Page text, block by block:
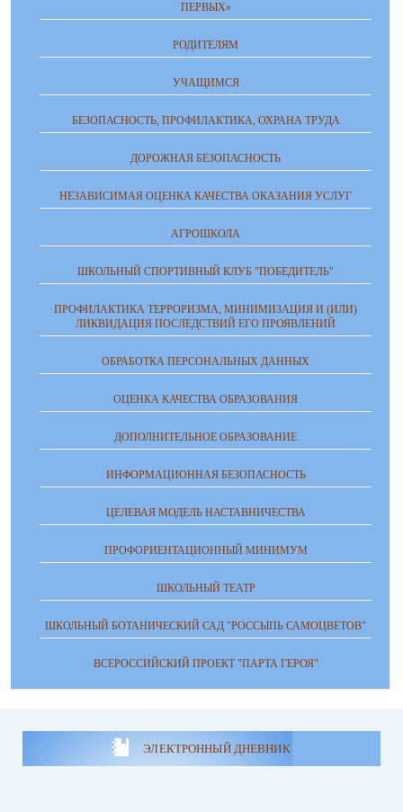
ПЕРВЫХ»
РОДИТЕЛЯМ
УЧАЩИМСЯ
БЕЗОПАСНОСТЬ, ПРОФИЛАКТИКА, ОХРАНА ТРУДА
ДОРОЖНАЯ БЕЗОПАСНОСТЬ
НЕЗАВИСИМАЯ ОЦЕНКА КАЧЕСТВА ОКАЗАНИЯ УСЛУГ
АГРОШКОЛА
ШКОЛЬНЫЙ СПОРТИВНЫЙ КЛУБ "ПОБЕДИТЕЛЬ"
ПРОФИЛАКТИКА ТЕРРОРИЗМА, МИНИМИЗАЦИЯ И (ИЛИ)
ЛИКВИДАЦИЯ ПОСЛЕДСТВИЙ ЕГО ПРОЯВЛЕНИЙ
ОБРАБОТКА ПЕРСОНАЛЬНЫХ ДАННЫХ
ОЦЕНКА КАЧЕСТВА ОБРАЗОВАНИЯ
ДОПОЛНИТЕЛЬНОЕ ОБРАЗОВАНИЕ
ИНФОРМАЦИОННАЯ БЕЗОПАСНОСТЬ
ЦЕЛЕВАЯ МОДЕЛЬ НАСТАВНИЧЕСТВА
ПРОФОРИЕНТАЦИОННЫЙ МИНИМУМ
ШКОЛЬНЫЙ ТЕАТР
ШКОЛЬНЫЙ БОТАНИЧЕСКИЙ САД "РОССЫПЬ САМОЦВЕТОВ"
ВСЕРОССИЙСКИЙ ПРОЕКТ "ПАРТА ГЕРОЯ"
ЭЛЕКТРОННЫЙ ДНЕВНИК